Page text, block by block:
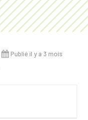
Publié il y a 3 mois